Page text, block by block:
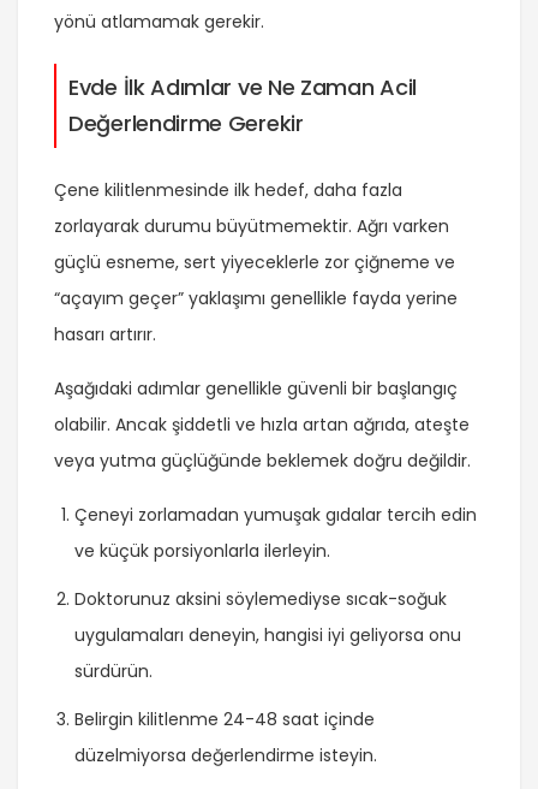
yönü atlamamak gerekir.
Evde İlk Adımlar ve Ne Zaman Acil
Değerlendirme Gerekir
Çene kilitlenmesinde ilk hedef, daha fazla
zorlayarak durumu büyütmemektir. Ağrı varken
güçlü esneme, sert yiyeceklerle zor çiğneme ve
“açayım geçer” yaklaşımı genellikle fayda yerine
hasarı artırır.
Aşağıdaki adımlar genellikle güvenli bir başlangıç
olabilir. Ancak şiddetli ve hızla artan ağrıda, ateşte
veya yutma güçlüğünde beklemek doğru değildir.
Çeneyi zorlamadan yumuşak gıdalar tercih edin
ve küçük porsiyonlarla ilerleyin.
Doktorunuz aksini söylemediyse sıcak-soğuk
uygulamaları deneyin, hangisi iyi geliyorsa onu
sürdürün.
Belirgin kilitlenme 24-48 saat içinde
düzelmiyorsa değerlendirme isteyin.